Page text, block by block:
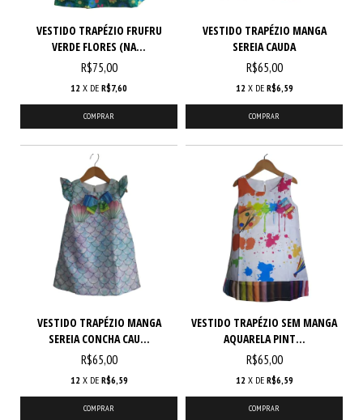
VESTIDO TRAPÉZIO FRUFRU
VERDE FLORES (NA...
R$75,00
12 X DE R$7,60
COMPRAR
VESTIDO TRAPÉZIO MANGA
SEREIA CAUDA
R$65,00
12 X DE R$6,59
COMPRAR
VESTIDO TRAPÉZIO MANGA
SEREIA CONCHA CAU...
R$65,00
12 X DE R$6,59
COMPRAR
VESTIDO TRAPÉZIO SEM MANGA
AQUARELA PINT...
R$65,00
12 X DE R$6,59
COMPRAR